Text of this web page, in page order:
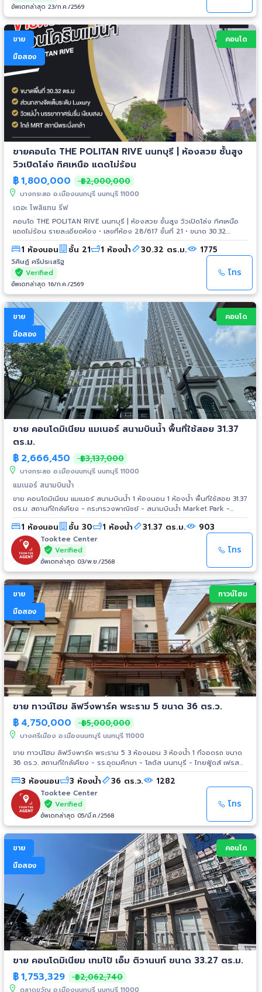
เคาน์เตอร์ครัว โต๊ะทานข้าว+เก้าอี้, เฟอร์ครบพร้อมอยู่ รับชมคลิปใน Tiktok:
https://vt.tiktok.com/ZSuLF627D/ รายละเอียดเพิ่มเติมคลิ๊ก:
https://thaitopproperty.com/238515-.html สนใจนัดชมห้อง Contact:
K.หนึ่ง (K.Nueng) Mobile: 092-789-3539 Line ID: 0907894941 E-mail:
thaitopproperty@hotmail.com
www.ThaiTopProperty.com #ขายคอนโด
#คอนโดมือสอง #ManorSanambinnam #แมเนอร์สนามบินน้ำ #แมเนอร์
#สนามบินน้ำ #คอนโดวิวแม่น้ำเจ้าพระยา #คอนโดใกล้MRT #MRTสายสีม่วง
#MRTสะพานพระนั่งเกล้า #กระทรวงพาณิชย์ #คอนโดสนามบินน้ำ #คอนโดน
อัพเดทล่าสุด 23/ก.ค./2569
ขาย
มือสอง
คอนโด
ขายคอนโด THE POLITAN RIVE นนทบุรี | ห้องสวย ชั้นสูง
วิวเปิดโล่ง ทิศเหนือ แดดไม่ร้อน
฿1,800,000 ฿2,000,000
บางกระสอ อ.เมืองนนทบุรี นนทบุรี 11000
เดอะ โพลิแทน รีฟ
คอนโด THE POLITAN RIVE นนทบุรี | ห้องสวย ชั้นสูง วิวเปิดโล่ง ทิศเหนือ
แดดไม่ร้อน รายละเอียดห้อง • เลขที่ห้อง 28/617 ชั้นที่ 21 • ขนาด 30.32
ตารางเมตร • 1 ห้องนอน 1 ห้องน้ำ • ระเบียง หันทิศเหนือ (North Facing) • วิว
เปิดโล่ง มองไปทาง The Politan Aqua • แดดไม่ร้อน ห้องเย็นสบาย ลมดี
ตลอดวัน • ห้องสภาพใหม่มาก ยังไม่เคยเข้าอยู่อาศัย จุดเด่นโครงการ • คอนโด
High Rise ริมแม่น้ำเจ้าพระยา สูง 57 ชั้น • ส่วนกลางระดับพรีเมียมครบครัน
เช่น สระว่ายน้ำ ฟิตเนส Sky Lounge และสวนพักผ่อนริมแม่น้ำ • เดินทางสะดวก
ใกล้ MRT สะพานพระนั่งเกล้า • ใกล้ห้างสรรพสินค้า โรงพยาบาล และสิ่งอำนวย
ความสะดวกครบ เหมาะสำหรับ ✔ อยู่อาศัยเอง ห้องทิศดี ไม่ร้อน ✔ นักลงทุน
ปล่อยเช่า ทำเลมีความต้องการสูง ราคาขายพิเศษ 1,800,000 บาท สนใจโทร.
081-2702525 วิศิษฏ์ ไอดีไลน์ : @Ws.estate789 #ขายคอนโด สนามบินน้ำ
#ขายคอนโด ลดราคาพิเศษ #ขายคอนโดโพลิแทนรีฟ #ขายคอนโดต่ำกว่า
โครงการ #สุดยอดคอนโดริมแม่น้ำ #ส่วนกลางจัดเต็ม
1 ห้องนอน ชั้น 21 1 ห้องน้ำ 30.32 ตร.ม. 1775
วิศิษฏ์ ศรีประเสริฐ
Verified
อัพเดทล่าสุด 16/ก.ค./2569
โทร
ขาย
มือสอง
คอนโด
ขาย คอนโดมิเนียม แมเนอร์ สนามบินน้ำ พื้นที่ใช้สอย 31.37
ตร.ม.
฿ 2,666,450 ฿3,137,000
บางกระสอ อ.เมืองนนทบุรี นนทบุรี 11000
แมเนอร์ สนามบินน้ำ
ขาย คอนโดมิเนียม แมเนอร์ สนามบินน้ำ 1 ห้องนอน 1 ห้องน้ำ พื้นที่ใช้สอย 31.37
ตร.ม. สถานที่ใกล้เคียง - กระทรวงพาณิชย์ - สนามบินน้ำ Market Park -
รพ.ศูนย์การแพทย์ รัตนาธิเบศร์ - รพ.พระนั่งเกล้านนทบุรี - Lotus พระนั่งเกล้า
- ตลาดสินทอง - Central รัตนาธิเบศร์ - BigC รัตนาธิเบศร์ - อุทยานมกุฎ
สราญ - Esplanade งามวงศ์วาน - พันทิพย์
1 ห้องนอน ชั้น 30 1 ห้องน้ำ 31.37 ตร.ม. 903
Tooktee Center
Verified
อัพเดทล่าสุด 03/พ.ย./2568
โทร
ขาย
มือสอง
ทาวน์โฮม
ขาย ทาวน์โฮม ลิฟวิ่งพาร์ค พระราม 5 ขนาด 36 ตร.ว.
฿ 4,750,000 ฿5,000,000
บางศรีเมือง อ.เมืองนนทบุรี นนทบุรี 11000
ขาย ทาวน์โฮม ลิฟวิ่งพาร์ค พระราม 5 3 ห้องนอน 3 ห้องน้ำ 1 ที่จอดรถ ขนาด
36 ตร.ว. สถานที่ใกล้เคียง - รร.อุดมศึกษา - โลตัส นนทบุรี - ไทยฟู้ดส์ เฟรส
มาร์เก็ต สาขาบางศรีเมือง - ร้านยา ฟาร์มาซี - เบทาโกร ช็อป สาขาบางศรีเมือง
3 ห้องนอน 3 ห้องน้ำ 36 ตร.ว. 1282
Tooktee Center
Verified
อัพเดทล่าสุด 05/มี.ค./2568
โทร
ขาย
มือสอง
คอนโด
ขาย คอนโดมิเนียม เทมโป้ เอ็ม ติวานนท์ ขนาด 33.27 ตร.ม.
฿1,753,329 ฿2,062,740
ตลาดขวัญ อ.เมืองนนทบุรี นนทบุรี 11000